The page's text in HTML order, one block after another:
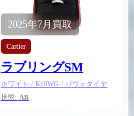
2025年7月買取
Cartier
ラブリングSM
ホワイト / K18WG / パヴェダイヤ
状態: AB